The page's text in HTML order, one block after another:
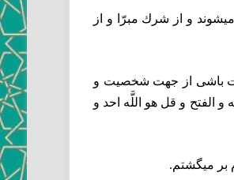
و از شرك مبرّا و از
باشى از جهت شخصيت و
الفتح و قل هو اللَّه احد و
بر ميگشتم.